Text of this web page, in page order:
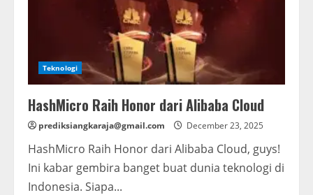
Teknologi
HashMicro Raih Honor dari Alibaba Cloud
prediksiangkaraja@gmail.com December 23, 2025
HashMicro Raih Honor dari Alibaba Cloud, guys!
Ini kabar gembira banget buat dunia teknologi di
Indonesia. Siapa...